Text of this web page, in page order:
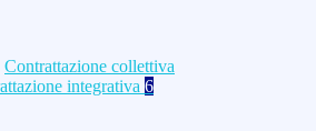
Contrattazione collettiva
integrativa 6